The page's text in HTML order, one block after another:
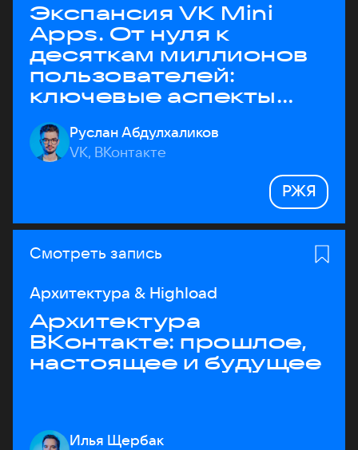
Экспансия VK Mini
Apps. От нуля к
десяткам миллионов
пользователей:
ключевые аспекты
архитектуры
Руслан Абдулхаликов
VK, ВКонтакте
РЖЯ
Смотреть запись
Архитектура & Highload
Архитектура
ВКонтакте: прошлое,
настоящее и будущее
Илья Щербак